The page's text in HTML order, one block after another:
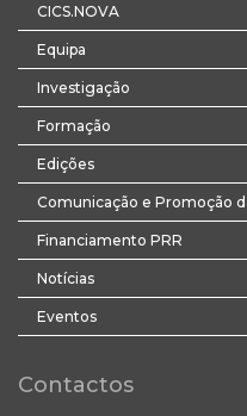
CICS.NOVA
Equipa
Investigação
Formação
Edições
Comunicação e Promoção
Financiamento PRR
Notícias
Eventos
Contactos